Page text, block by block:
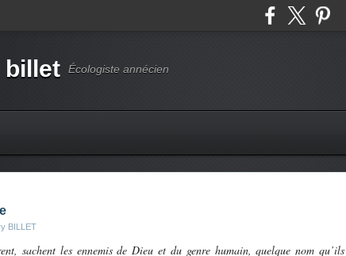
Écologiste annécien
BILLET
sachent les ennemis de Dieu et du genre humain, quelque nom qu’ils